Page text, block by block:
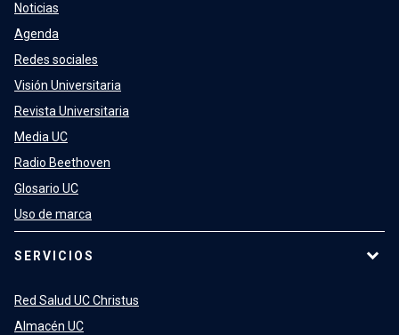
Noticias
Agenda
Redes sociales
Visión Universitaria
Revista Universitaria
Media UC
Radio Beethoven
Glosario UC
Uso de marca
SERVICIOS
Red Salud UC Christus
Almacén UC